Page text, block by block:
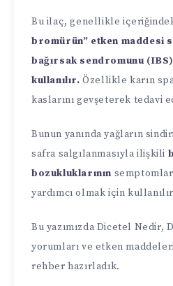
Bu ilaç, genellikle
bromürün” etken maddesi
bağırsak sendromunu
kullanılır.Özellikle karın
kaslarını gevşeterek tedavi
Bunun yanında yağların
safra salgılanmasıyla ilişkili
bozukluklarının
yardımcı olmak için
Bu yazımızda Dicetel Nedir,
yorumları ve etken
rehber hazırladık.